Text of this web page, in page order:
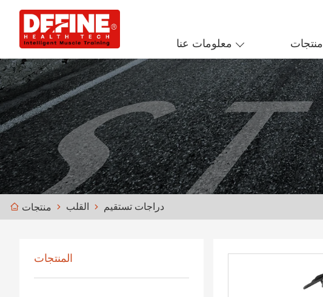
معلومات عنا منتجات
منتجات القلب دراجات تستقيم
المنتجات